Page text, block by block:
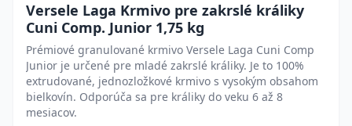
Versele Laga Krmivo pre zakrslé králiky
Cuni Comp. Junior 1,75 kg
Prémiové granulované krmivo Versele Laga Cuni Comp
Junior je určené pre mladé zakrslé králiky. Je to 100%
extrudované, jednozložkové krmivo s vysokým obsahom
bielkovín. Odporúča sa pre králiky do veku 6 až 8
mesiacov.